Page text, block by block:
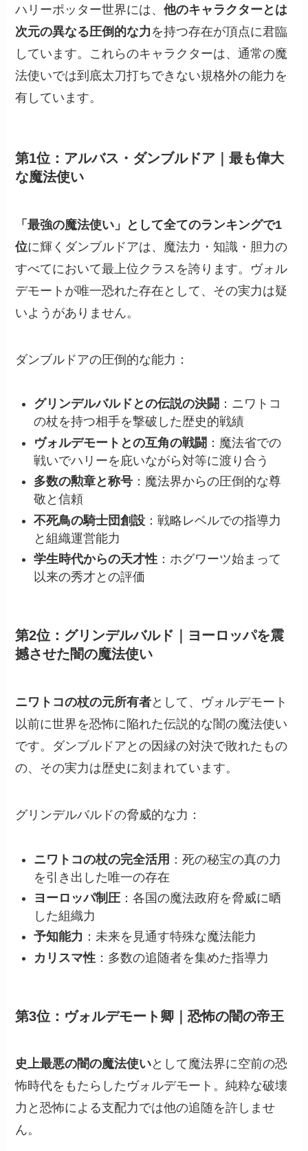
ハリーポッター世界には、他のキャラクターとは
次元の異なる圧倒的な力 を持つ存在が頂点に君臨
しています。これらのキャラクターは、通常の魔
法使いでは到底太刀打ちできない規格外の能力を
有しています。
第1位：アルバス・ダンブルドア｜最も偉大
な魔法使い
「最強の魔法使い」として全てのランキングで1
位に輝くダンブルドアは、魔法力・知識・胆力の
すべてにおいて最上位クラスを誇ります。ヴォル
デモートが唯一恐れた存在として、その実力は疑
いようがありません。
ダンブルドアの圧倒的な能力：
グリンデルバルドとの伝説の決闘 ：ニワトコ
の杖を持つ相手を撃破した歴史的戦績
ヴォルデモートとの互角の戦闘 ：魔法省での
戦いでハリーを庇いながら対等に渡り合う
多数の勲章と称号 ：魔法界からの圧倒的な尊
敬と信頼
不死鳥の騎士団創設 ：戦略レベルでの指導力
と組織運営能力
学生時代からの天才性 ：ホグワーツ始まって
以来の秀才との評価
第2位：グリンデルバルド｜ヨーロッパを震
撼させた闇の魔法使い
ニワトコの杖の元所有者として、ヴォルデモート
以前に世界を恐怖に陥れた伝説的な闇の魔法使い
です。ダンブルドアとの因縁の対決で敗れたもの
の、その実力は歴史に刻まれています。
グリンデルバルドの脅威的な力：
ニワトコの杖の完全活用 ：死の秘宝の真の力
を引き出した唯一の存在
ヨーロッパ制圧 ：各国の魔法政府を脅威に晒
した組織力
予知能力 ：未来を見通す特殊な魔法能力
カリスマ性 ：多数の追随者を集めた指導力
第3位：ヴォルデモート卿｜恐怖の闇の帝王
史上最悪の闇の魔法使いとして魔法界に空前の恐
怖時代をもたらしたヴォルデモート。純粋な破壊
力と恐怖による支配力では他の追随を許しませ
ん。